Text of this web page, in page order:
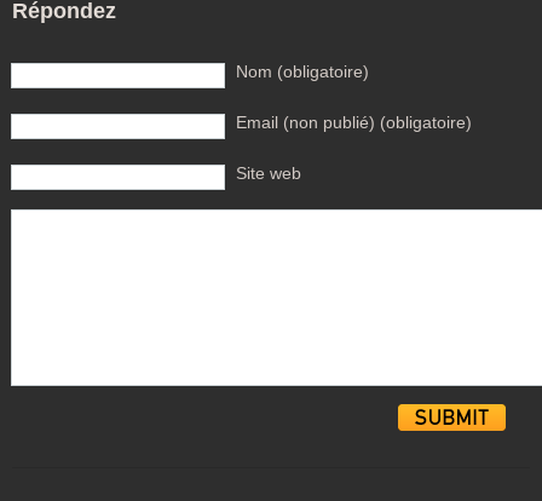
Répondez
Nom (obligatoire)
Email (non publié) (obligatoire)
Site web